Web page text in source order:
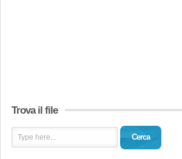
Trova il file
Cerca